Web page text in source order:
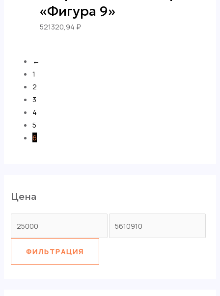
Цена
ФИЛЬТРАЦИЯ
«Фигура 9»
521320,94 ₽
←
1
2
3
4
5
6